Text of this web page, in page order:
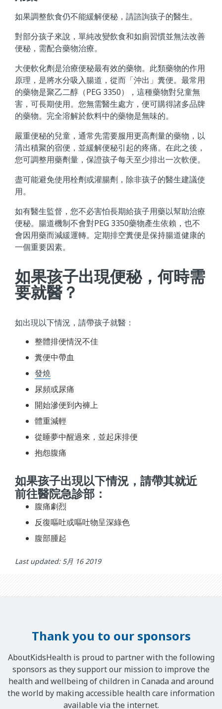
如果調整飲食仍不能緩解便秘，請諮詢孩子的醫生。
對部分孩子來說，單純改變飲食和如廁習慣並無法改善
便秘，需配合藥物治療。
大便軟化劑是治療便秘最有效的藥物。此類藥物的作用
原理，是將水分吸入腸道，從而「沖出」糞便。最常用
的藥物是聚乙二醇（PEG 3350），這種藥物對兒童無
害，可長期使用。您無需醫生處方，便可購得諸多品牌
的藥物。完全溶解於飲料中的藥物是無味的。
嚴重便秘的兒童，通常先需要服用更高劑量的藥物，以
清出積聚的宿便，並緩解便秘引起的疼痛。在此之後，
您可調整用藥劑量，保證孩子每天至少排出一次軟便。
盡可能避免使用栓劑或灌腸劑，除非孩子的醫生建議使
用。
如有醫生監督，您不必害怕長期給孩子用藥以幫助治療
便秘。腸道機制不會對PEG 3350藥物產生依賴，也不
會因用藥而減緩運轉。定期排空糞便是保持腸道健康的
一個重要因素。
如果孩子出現便秘，何時需
要就醫？
如出現以下情況，請帶孩子就醫：
整體排便情況不佳
糞便中帶血
發燒
尿頻或尿痛
開始滲便到內褲上
體重減輕
從睡夢中醒過來，並起床排便
抱怨腹痛
如果孩子出現以下情況，請帶其就近
前往醫院急診部：
腹痛劇烈
反復嘔吐或嘔吐物呈深綠色
腹部腫起
Last updated: 5月 16 2019
Thank you to our sponsors
AboutKidsHealth is proud to partner with the following
sponsors as they support our mission to improve the
health and wellbeing of children in Canada and around
the world by making accessible health care information
available via the internet.